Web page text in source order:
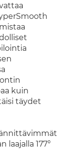
kuin
täydet
177°